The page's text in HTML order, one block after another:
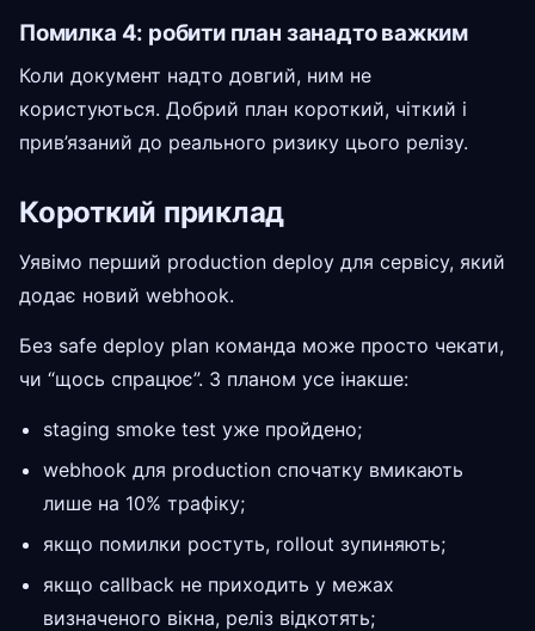
Помилка 4: робити план занадто важким
Коли документ надто довгий, ним не
користуються. Добрий план короткий, чіткий і
прив’язаний до реального ризику цього релізу.
Короткий приклад
Уявімо перший production deploy для сервісу, який
додає новий webhook.
Без safe deploy plan команда може просто чекати,
чи “щось спрацює”. З планом усе інакше:
staging smoke test уже пройдено;
webhook для production спочатку вмикають
лише на 10% трафіку;
якщо помилки ростуть, rollout зупиняють;
якщо callback не приходить у межах
визначеного вікна, реліз відкотять;